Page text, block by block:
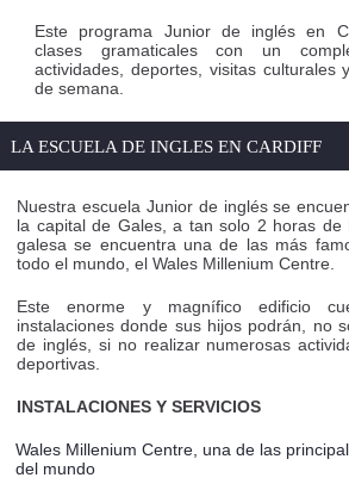
Este programa Junior de inglés en
clases gramaticales con un
actividades, deportes, visitas culturales
de semana.
LA ESCUELA DE INGLES EN CARDIFF
Nuestra escuela Junior de inglés se
la capital de Gales, a tan solo 2 horas de
galesa se encuentra una de las más
todo el mundo, el Wales Millenium Centre.
Este enorme y magnífico edificio
instalaciones donde sus hijos podrán, no
de inglés, si no realizar numerosas
deportivas.
INSTALACIONES Y SERVICIOS
Wales Millenium Centre, una de las
del mundo